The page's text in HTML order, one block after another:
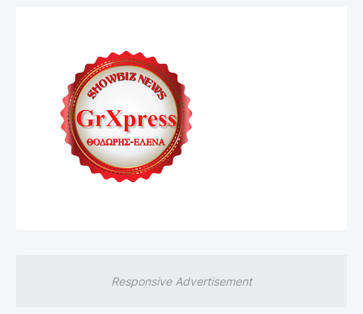
Responsive Advertisement